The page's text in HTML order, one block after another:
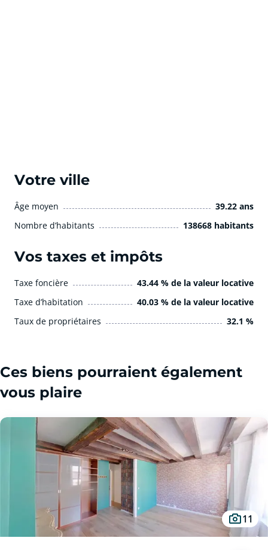
Votre ville
Âge moyen
39.22 ans
Nombre d’habitants
138668 habitants
Vos taxes et impôts
Taxe foncière
43.44 % de la valeur locative
Taxe d’habitation
40.03 % de la valeur locative
Taux de propriétaires
32.1 %
Ces biens pourraient également
vous plaire
11